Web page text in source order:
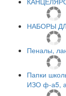
НАБОРЫ
Пеналы,
Папки
ИЗО ф-а5,